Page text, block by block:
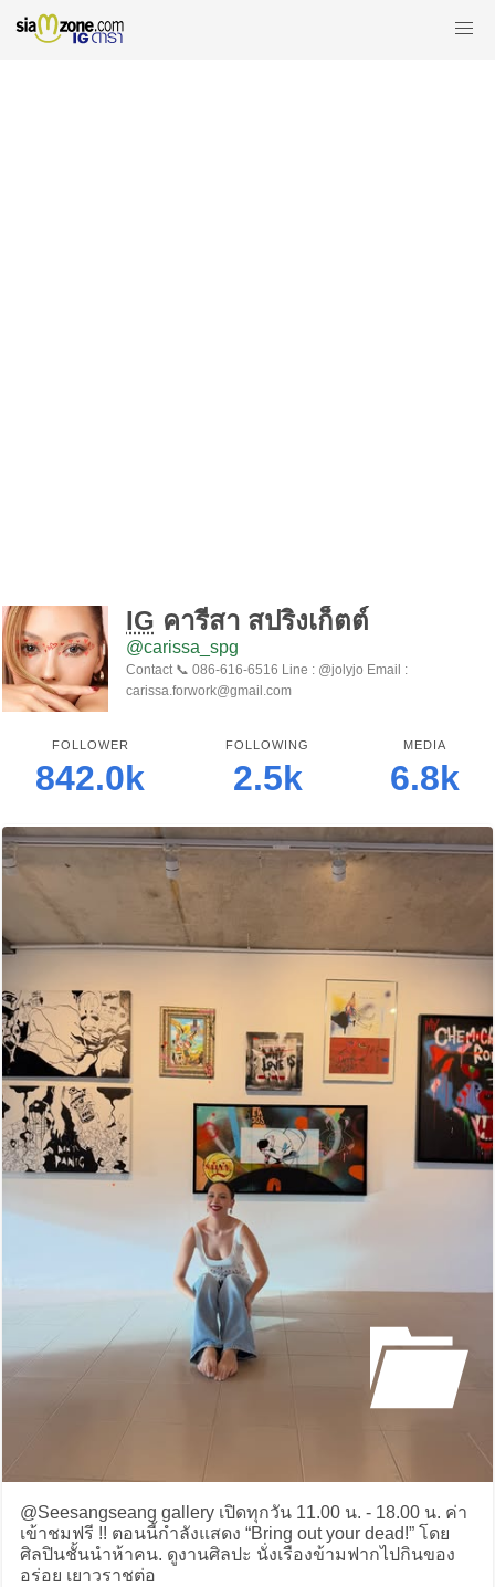
IG คารีสา สปริงเก็ตต์
@carissa_spg
Contact 📞 086-616-6516 Line : @jolyjo Email :
carissa.forwork@gmail.com
FOLLOWER
842.0k
FOLLOWING
2.5k
MEDIA
6.8k
@Seesangseang gallery เปิดทุกวัน 11.00 น. - 18.00 น. ค่า
เข้าชมฟรี !! ตอนนี้กําลังแสดง “Bring out your dead!” โดย
ศิลปินชั้นนําห้าคน. ดูงานศิลปะ นั่งเรืองข้ามฟากไปกินของ
อร่อย เยาวราชต่อ